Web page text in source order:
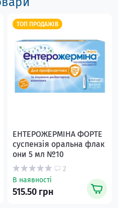
ТОП ПРОДАЖІВ
ЕНТЕРОЖЕРМІНА ФОРТЕ
суспензія оральна флак
они 5 мл №10
2
В наявності
515.50 грн